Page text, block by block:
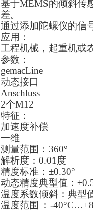
基于MEMS的倾斜传
差。
通过添加陀螺仪的信
应用：
工程机械，起重机或
参数：
gemacLine
动态接口
Anschluss
2个M12
特征：
加速度补偿
一维
测量范围：360°
解析度：0.01度
精度标准：±0.30°
动态精度典型值：
温度系数倾斜：典型
温度范围
：-